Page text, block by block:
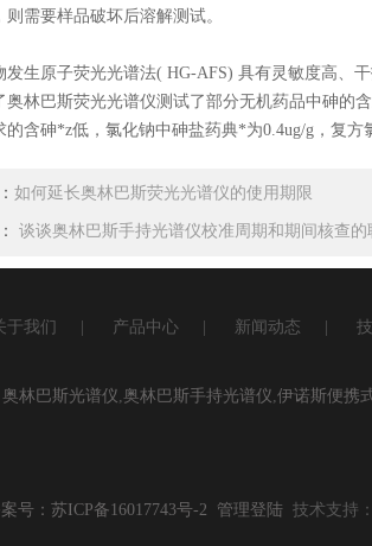
则需要样品破坏后溶解测试。
原子荧光光谱法( HG-AFS) 具有灵敏度高、干
奥林巴斯荧光光谱仪测试了部分无机药品中砷的
的含砷*z低，氯化钠中砷盐药典*为0.4ug/g，复方
如何延长奥林巴斯荧光光谱仪的使用期限
谈谈奥林巴斯手持光谱仪校准周期和期间核查的
于我们 产品中心 新闻动态
奥林巴斯光谱仪,奥林巴斯手持光谱仪,伊诺斯便携
号：苏ICP备16017743号-2 管理登陆 技术支持：